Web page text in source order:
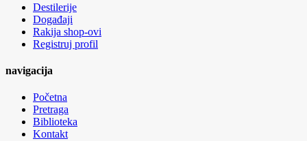
Destilerije
Događaji
Rakija shop-ovi
Registruj profil
navigacija
Početna
Pretraga
Biblioteka
Kontakt